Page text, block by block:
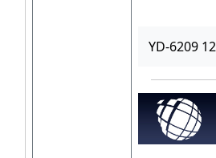
YD-6209